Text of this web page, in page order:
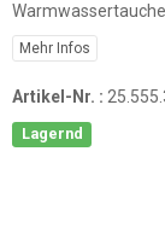
Mehr Infos
Artikel-Nr. :
Lagernd